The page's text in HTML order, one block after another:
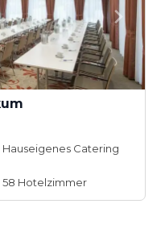
Hauseigenes Catering
58 Hotelzimmer